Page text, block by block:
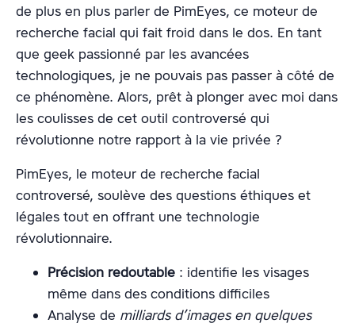
de plus en plus parler de PimEyes, ce moteur de
recherche facial qui fait froid dans le dos. En tant
que geek passionné par les avancées
technologiques, je ne pouvais pas passer à côté de
ce phénomène. Alors, prêt à plonger avec moi dans
les coulisses de cet outil controversé qui
révolutionne notre rapport à la vie privée ?
PimEyes, le moteur de recherche facial
controversé, soulève des questions éthiques et
légales tout en offrant une technologie
révolutionnaire.
Précision redoutable : identifie les visages
même dans des conditions difficiles
Analyse de milliards d’images en quelques